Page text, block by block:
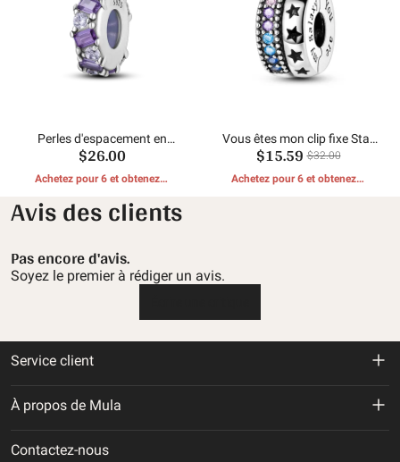
Perles d'espacement en
zircon émeraude
$26.00
Achetez pour 6 et obtenez 1
Vous êtes mon clip fixe Star
River
$15.59 $32.00
Achetez pour 6 et obtenez 1
Avis des clients
Pas encore d'avis.
Soyez le premier à rédiger un avis.
Service client
À propos de Mula
Contactez-nous